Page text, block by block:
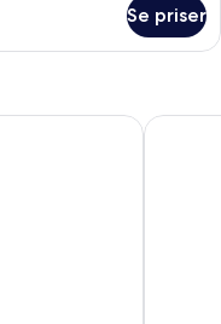
Se priser
Enorme